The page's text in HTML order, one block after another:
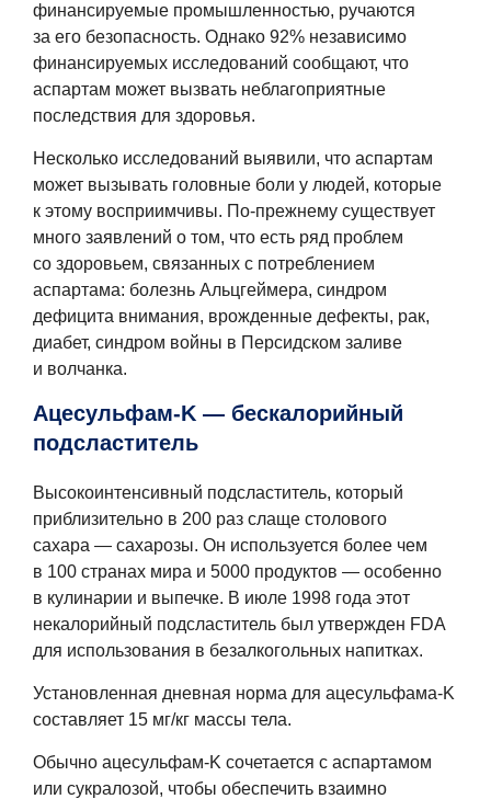
финансируемые промышленностью, ручаются
за его безопасность. Однако 92% независимо
финансируемых исследований сообщают, что
аспартам может вызвать неблагоприятные
последствия для здоровья.
Несколько исследований выявили, что аспартам
может вызывать головные боли у людей, которые
к этому восприимчивы. По-прежнему существует
много заявлений о том, что есть ряд проблем
со здоровьем, связанных с потреблением
аспартама: болезнь Альцгеймера, синдром
дефицита внимания, врожденные дефекты, рак,
диабет, синдром войны в Персидском заливе
и волчанка.
Ацесульфам-K — бескалорийный
подсластитель
Высокоинтенсивный подсластитель, который
приблизительно в 200 раз слаще столового
сахара — сахарозы. Он используется более чем
в 100 странах мира и 5000 продуктов — особенно
в кулинарии и выпечке. В июле 1998 года этот
некалорийный подсластитель был утвержден FDA
для использования в безалкогольных напитках.
Установленная дневная норма для ацесульфама-K
составляет 15 мг/кг массы тела.
Обычно ацесульфам-K сочетается с аспартамом
или сукралозой, чтобы обеспечить взаимно